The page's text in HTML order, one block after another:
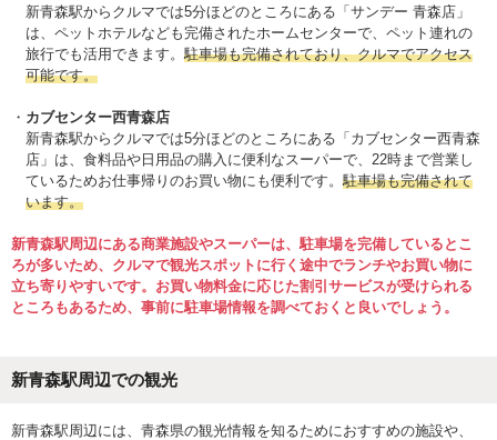
新青森駅からクルマでは5分ほどのところにある「サンデー 青森店」
は、ペットホテルなども完備されたホームセンターで、ペット連れの
旅行でも活用できます。駐車場も完備されており、クルマでアクセス
可能です。
カブセンター西青森店
新青森駅からクルマでは5分ほどのところにある「カブセンター西青森
店」は、食料品や日用品の購入に便利なスーパーで、22時まで営業し
ているためお仕事帰りのお買い物にも便利です。駐車場も完備されて
います。
新青森駅周辺にある商業施設やスーパーは、駐車場を完備しているとこ
ろが多いため、クルマで観光スポットに行く途中でランチやお買い物に
立ち寄りやすいです。お買い物料金に応じた割引サービスが受けられる
ところもあるため、事前に駐車場情報を調べておくと良いでしょう。
新青森駅周辺での観光
新青森駅周辺には、青森県の観光情報を知るためにおすすめの施設や、